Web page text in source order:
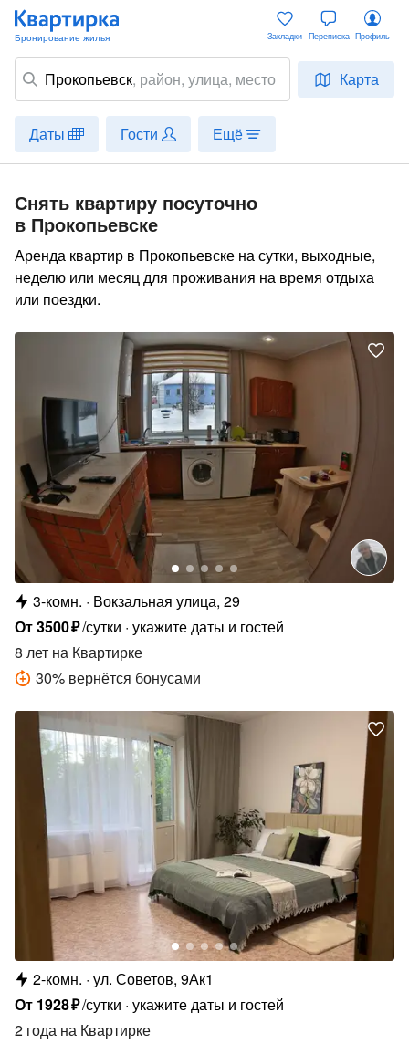
Прокопьевск, район, улица, место Карта
Закладки Переписка Профиль
Даты Гости Ещё
Снять квартиру посуточно
в Прокопьевске
Аренда квартир в Прокопьевске на сутки, выходные,
неделю или месяц для проживания на время отдыха
или поездки.
3-комн.
Вокзальная улица, 29
От3500₽/сутки укажите даты и гостей
8 лет на Квартирке
30% вернётся бонусами
2-комн. ул. Советов, 9Ак1
От 1928₽/сутки укажите даты и гостей
2 года на Квартирке